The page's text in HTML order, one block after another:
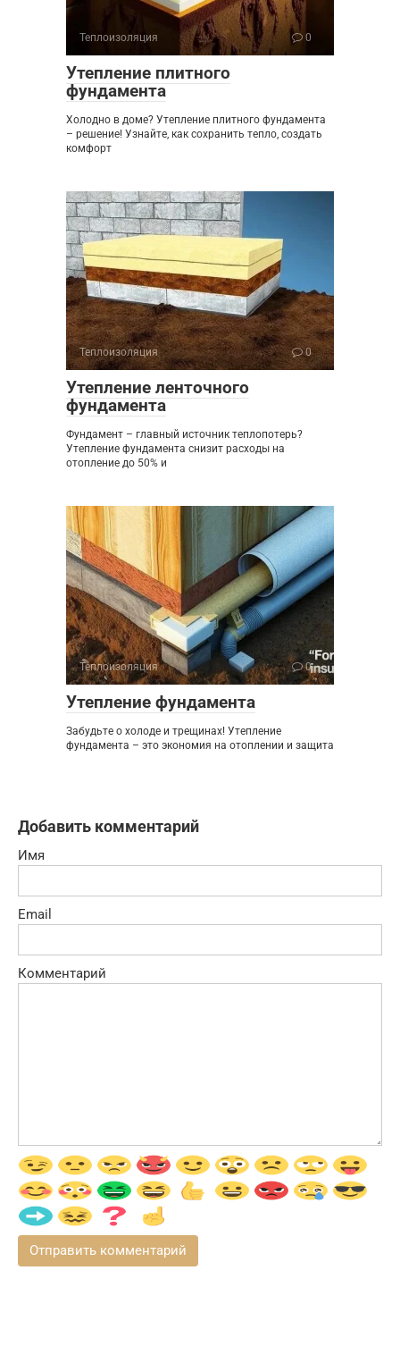
Теплоизоляция 0
Утепление плитного
фундамента
Холодно в доме? Утепление плитного фундамента
– решение! Узнайте, как сохранить тепло, создать
комфорт
Теплоизоляция 0
Утепление ленточного
фундамента
Фундамент – главный источник теплопотерь?
Утепление фундамента снизит расходы на
отопление до 50% и
Теплоизоляция 0
Утепление фундамента
Забудьте о холоде и трещинах! Утепление
фундамента – это экономия на отоплении и защита
Добавить комментарий
Имя
Email
Комментарий